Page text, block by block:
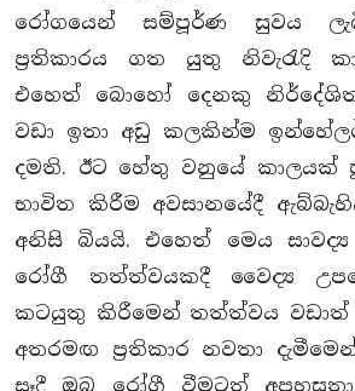
රෝගයෙන් සම්පූර්ණ සුවය
ප්‍රතිකාරය ගත යුතු නිවැරැදි
එහෙත් බොහෝ දෙනකු
වඩා ඉතා අඩු කලකින්ම
දමති. ඊට හේතු වනුයේ කාලයක්
භාවිත කිරීම අවසානයේදී
අනිසි බියයි. එහෙත් මෙය
රෝගී තත්ත්වයකදී වෛද්‍ය
කටයුතු කිරීමෙන් තත්ත්වය වඩාත්
අතරමඟ ප්‍රතිකාර නවතා
සෑදී ඔබ රෝගී වීමටත්